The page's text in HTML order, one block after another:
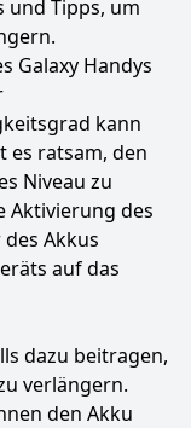
und Tipps, um
Galaxy Handys
kann
es ratsam, den
Niveau zu
Aktivierung des
Akkus
auf das
dazu beitragen,
verlängern.
den Akku